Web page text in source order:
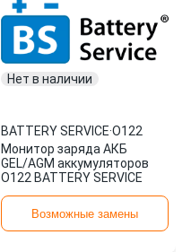
Нет в наличии
BATTERY SERVICE·O122
Монитор заряда АКБ
GEL/AGM аккумуляторов
O122 BATTERY SERVICE
Возможные замены